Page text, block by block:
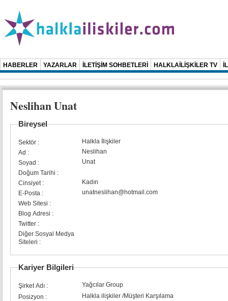
HABERLER YAZARLAR İLETİŞİM SOHBETLERİ HALKLAİLİŞKİLER TV
Neslihan Unat
Bireysel
Sektör :
Halkla İlişkiler
Ad :
Neslihan
Soyad :
Unat
Doğum Tarihi :
Cinsiyet :
Kadın
E-Posta :
unatneslihan@hotmail.com
Web Sitesi :
Blog Adresi :
Twitter :
Diğer Sosyal Medya
Siteleri :
Kariyer Bilgileri
Şirket Adı :
Yağcılar Group
Posizyon :
Halkla ilişkiler /Müşteri Karşılama